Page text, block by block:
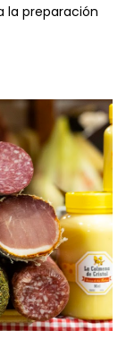
la preparación